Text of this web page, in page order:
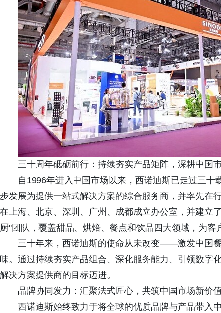
三十周年砥砺前行：持续夯实产品矩阵，深耕中国
自1996年进入中国市场以来，西诺迪斯已走过三
步发展为提供一站式解决方案的综合服务商，并率先在
在上海、北京、深圳、广州、成都成立办公室，并建立
厨"团队，覆盖甜品、烘焙、餐点和饮品四大领域，为
三十年来，西诺迪斯的使命从未改变——激发中国
味。通过持续夯实产品组合、深化服务能力、引领数字
解决方案提供商的目标迈进。
品牌协同发力：汇聚法式匠心，共筑中国市场新价
西诺迪斯始终致力于将全球的优质品牌与产品带入